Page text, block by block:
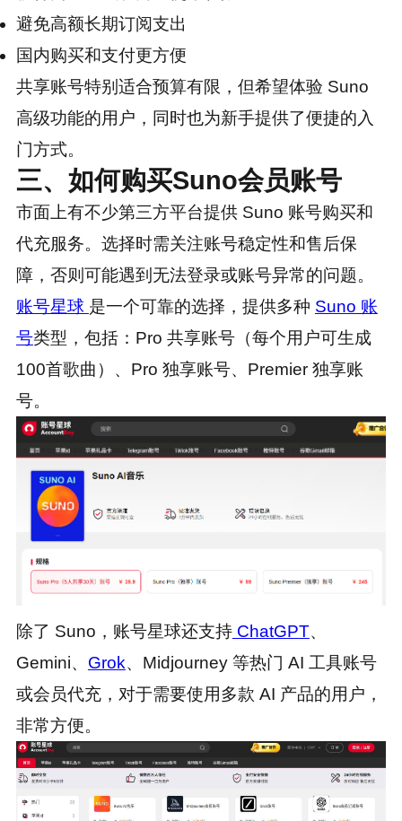
避免高额长期订阅支出
国内购买和支付更方便
共享账号特别适合预算有限，但希望体验 Suno
高级功能的用户，同时也为新手提供了便捷的入
门方式。
三、如何购买Suno会员账号
市面上有不少第三方平台提供 Suno 账号购买和
代充服务。选择时需关注账号稳定性和售后保
障，否则可能遇到无法登录或账号异常的问题。
账号星球 是一个可靠的选择，提供多种 Suno 账
号类型，包括：Pro 共享账号（每个用户可生成
100首歌曲）、Pro 独享账号、Premier 独享账
号。
除了 Suno，账号星球还支持ChatGPT、
Gemini、 Grok、Midjourney 等热门 AI 工具账号
或会员代充，对于需要使用多款 AI 产品的用户，
非常方便。